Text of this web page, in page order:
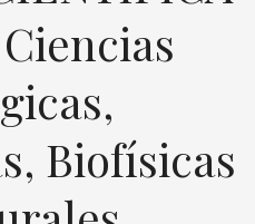
Biofísicas